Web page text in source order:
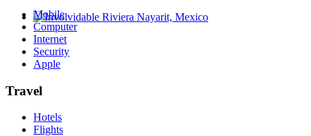
Involvidable Riviera Nayarit, Mexico
Mobile
Computer
Internet
Security
Apple
Travel
Hotels
Flights